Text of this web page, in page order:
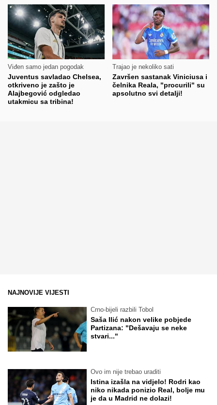
Viđen samo jedan pogodak
Juventus savladao Chelsea,
otkriveno je zašto je
Alajbegović odgledao
utakmicu sa tribina!
Trajao je nekoliko sati
Završen sastanak Viniciusa i
čelnika Reala, "procurili" su
apsolutno svi detalji!
NAJNOVIJE VIJESTI
Crno-bijeli razbili Tobol
Saša Ilić nakon velike pobjede
Partizana: "Dešavaju se neke
stvari..."
Ovo im nije trebao uraditi
Istina izašla na vidjelo! Rodri kao
niko nikada ponizio Real, bolje mu
je da u Madrid ne dolazi!